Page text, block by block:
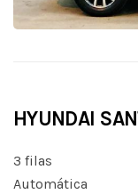
HYUNDAI
3 filas
Automática